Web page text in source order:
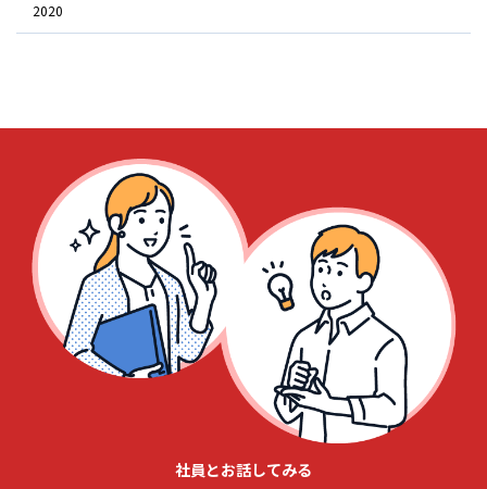
2020
社員とお話してみる